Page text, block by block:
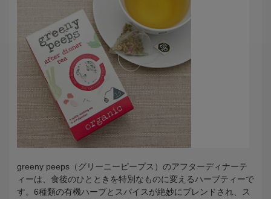
greeny peeps（グリーニーピープス）のアフターディナーテ
ィーは、食後のひとときを特別なものに変えるハーブティーで
す。6種類の有機ハーブとスパイスが絶妙にブレンドされ、ス